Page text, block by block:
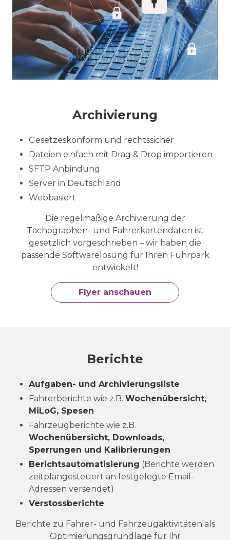
Archivierung
Gesetzeskonform und rechtssicher
Dateien einfach mit Drag & Drop importieren
SFTP Anbindung
Server in Deutschland
Webbasiert
Die regelmäßige Archivierung der
Tachographen- und Fahrerkartendaten ist
gesetzlich vorgeschrieben – wir haben die
passende Softwarelösung für Ihren Fuhrpark
entwickelt!
Flyer anschauen
Berichte
Aufgaben- und Archivierungsliste
Fahrerberichte wie z.B. Wochenübersicht,
MiLoG, Spesen
Fahrzeugberichte wie z.B.
Wochenübersicht, Downloads,
Sperrungen und Kalibrierungen
Berichtsautomatisierung (Berichte werden
zeitplangesteuert an festgelegte Email-
Adressen versendet)
Verstossberichte
Berichte zu Fahrer- und Fahrzeugaktivitäten als
Optimierungsgrundlage für Ihr